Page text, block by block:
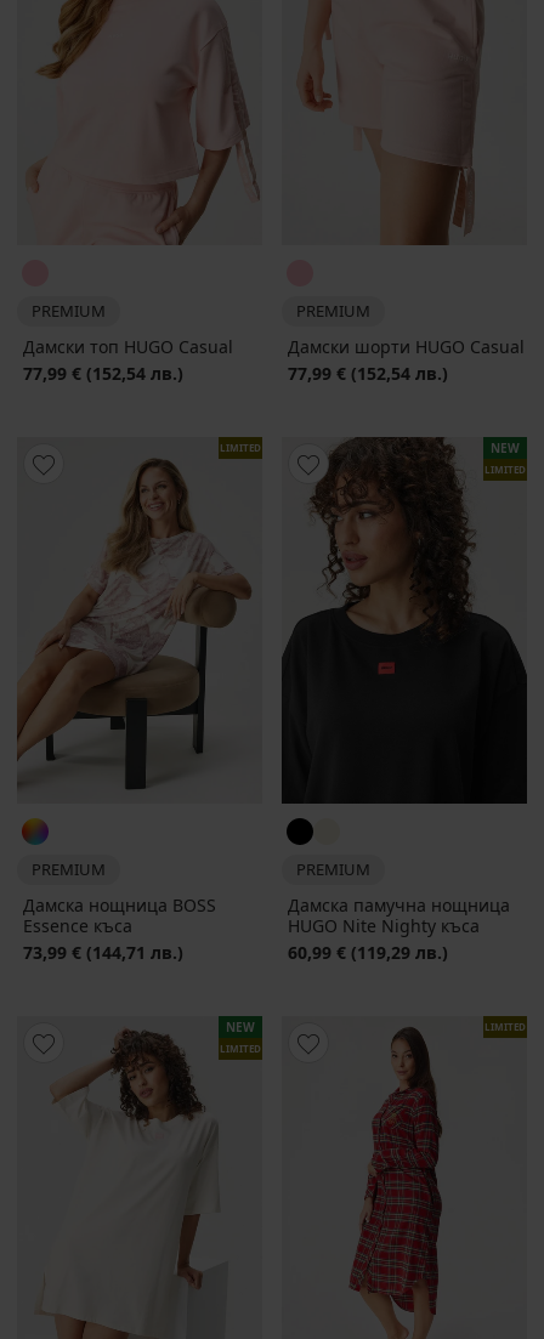
PREMIUM
Дамски топ HUGO Casual
77,99 € (152,54 лв.)
PREMIUM
Дамски шорти HUGO Casual
77,99 € (152,54 лв.)
LIMITED
PREMIUM
Дамска нощница BOSS
Essence къса
73,99 € (144,71 лв.)
NEW
LIMITED
PREMIUM
Дамска памучна нощница
HUGO Nite Nighty къса
60,99 € (119,29 лв.)
NEW
LIMITED
LIMITED